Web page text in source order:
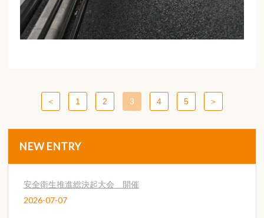
＜ 1 2 3 4 5 ＞
NEW ENTRY
安全衛生推進総決起大会 開催
2026-07-07